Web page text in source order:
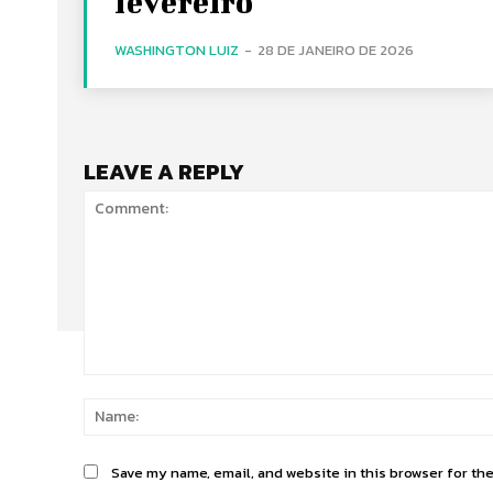
WASHINGTON LUIZ - 28 DE JANEIRO DE 2026
LEAVE A REPLY
Save my name, email, and website in this browser for